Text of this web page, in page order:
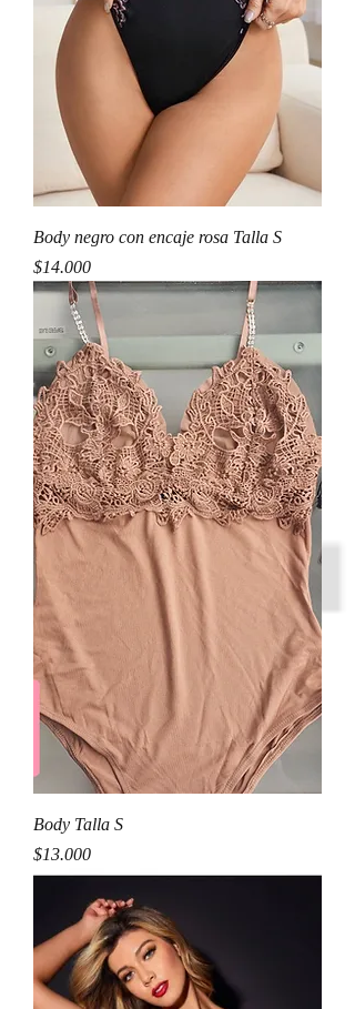
Body negro con encaje rosa Talla S
Precio
$14.000
Body Talla S
Precio
$13.000